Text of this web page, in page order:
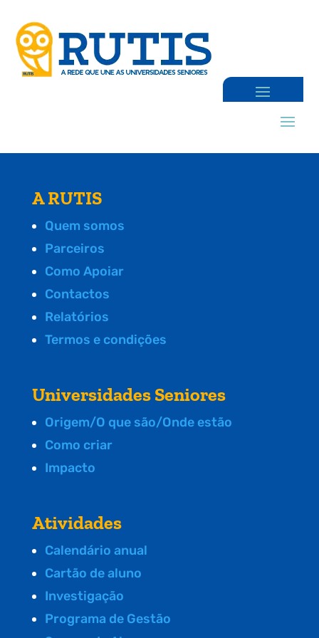
A RUTIS
Quem somos
Parceiros
Como Apoiar
Contactos
Relatórios
Termos e condições
Universidades Seniores
Origem/O que são/Onde estão
Como criar
Impacto
Atividades
Calendário anual
Cartão de aluno
Investigação
Programa de Gestão